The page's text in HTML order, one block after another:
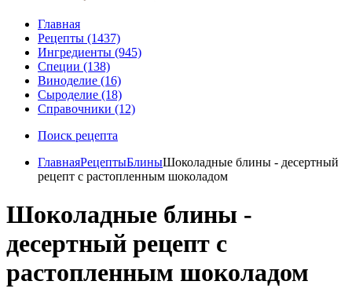
Главная
Рецепты (1437)
Ингредиенты (945)
Специи (138)
Виноделие (16)
Сыроделие (18)
Справочники (12)
Поиск рецепта
ГлавнаяРецептыБлиныШоколадные блины - десертный
рецепт с растопленным шоколадом
Шоколадные блины -
десертный рецепт с
растопленным шоколадом